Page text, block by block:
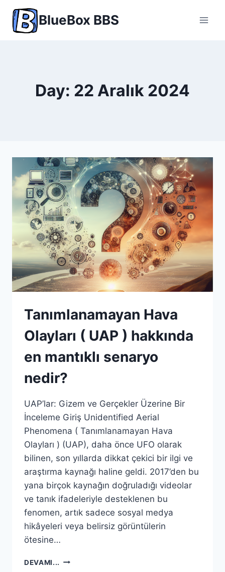
content
BlueBox BBS
Day: 22 Aralık 2024
Tanımlanamayan Hava
Olayları ( UAP ) hakkında
en mantıklı senaryo
nedir?
UAP’lar: Gizem ve Gerçekler Üzerine Bir
İnceleme Giriş Unidentified Aerial
Phenomena ( Tanımlanamayan Hava
Olayları ) (UAP), daha önce UFO olarak
bilinen, son yıllarda dikkat çekici bir ilgi ve
araştırma kaynağı haline geldi. 2017’den bu
yana birçok kaynağın doğruladığı videolar
ve tanık ifadeleriyle desteklenen bu
fenomen, artık sadece sosyal medya
hikâyeleri veya belirsiz görüntülerin
ötesine…
DEVAMI... TANIMLANAMAYAN